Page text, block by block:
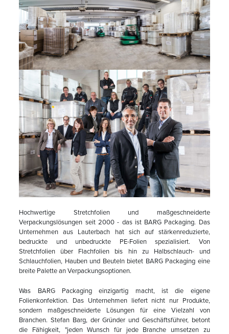
Hochwertige Stretchfolien und maßgeschneiderte
Verpackungslösungen seit 2000 - das ist BARG Packaging. Das
Unternehmen aus Lauterbach hat sich auf stärkenreduzierte,
bedruckte und unbedruckte PE-Folien spezialisiert. Von
Stretchfolien über Flachfolien bis hin zu Halbschlauch- und
Schlauchfolien, Hauben und Beuteln bietet BARG Packaging eine
breite Palette an Verpackungsoptionen.
Was BARG Packaging einzigartig macht, ist die eigene
Folienkonfektion. Das Unternehmen liefert nicht nur Produkte,
sondern maßgeschneiderte Lösungen für eine Vielzahl von
Branchen. Stefan Barg, der Gründer und Geschäftsführer, betont
die Fähigkeit, "jeden Wunsch für jede Branche umsetzen zu